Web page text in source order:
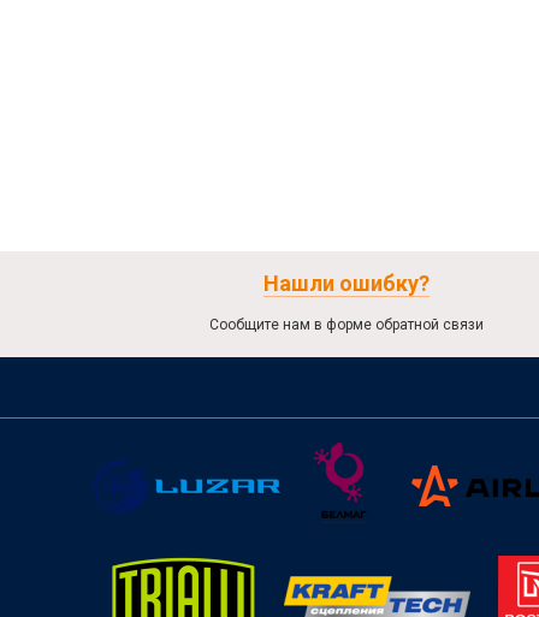
Нашли ошибку?
Сообщите нам в форме обратной связи